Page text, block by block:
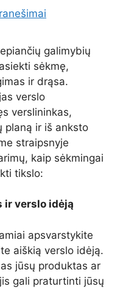
galimybių
sėkmę,
ir drąsa.
verslo
verslininkas,
planą ir iš anksto
straipsnyje
kaip sėkmingai
tikslo:
ir verslo idėją
apsvarstykite
aiškią verslo idėją.
jūsų produktas ar
gali praturtinti jūsų